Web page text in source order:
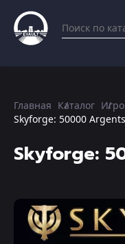
Главная Каталог
Skyforge: 50000
Skyforge: